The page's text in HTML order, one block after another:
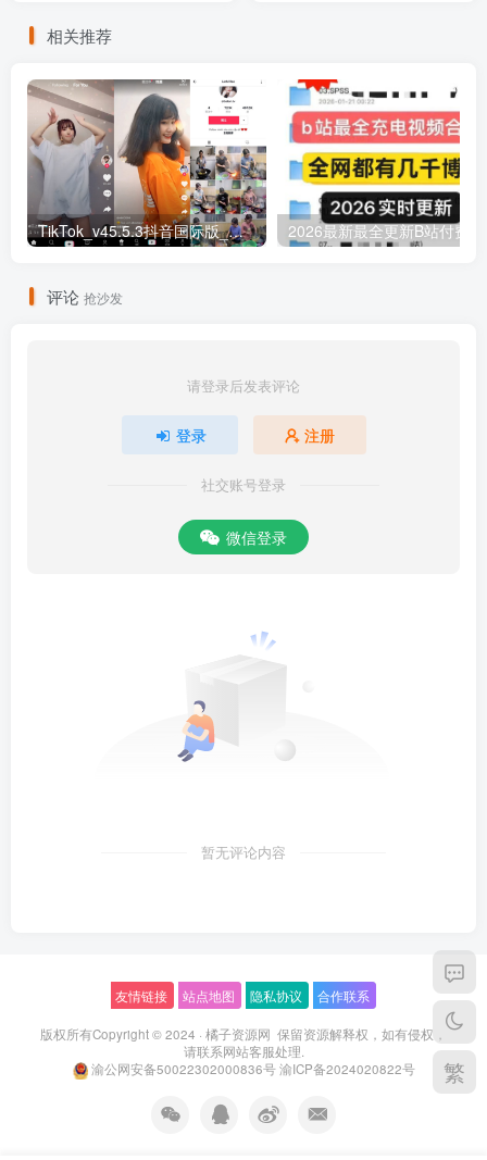
相关推荐
TikTok_v45.5.3抖音国际版_免拔卡解锁全球版
评论 抢沙发
请登录后发表评论
登录 注册
社交账号登录
微信登录
暂无评论内容
友情链接 站点地图 隐私协议 合作联系
版权所有Copyright © 2024 · 橘子资源网 保留资源解释权，如有侵权，
请联系网站客服处理.
渝公网安备50022302000836号 渝ICP备2024020822号 繁